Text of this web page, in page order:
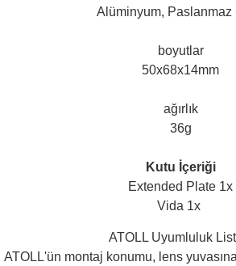
Alüminyum, Paslanmaz
boyutlar
50x68x14mm
ağırlık
36g
Kutu İçeriği
Extended Plate 1x
Vida 1x
ATOLL Uyumluluk
ATOLL'ün montaj konumu, lens